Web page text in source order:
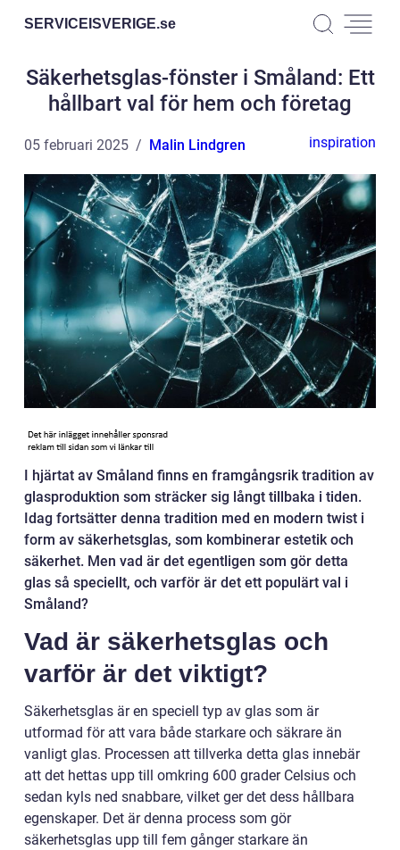
SERVICEISVERIGE.se
Säkerhetsglas-fönster i Småland: Ett
hållbart val för hem och företag
05 februari 2025 Malin Lindgren inspiration
I hjärtat av Småland finns en framgångsrik tradition av
glasproduktion som sträcker sig långt tillbaka i tiden.
Idag fortsätter denna tradition med en modern twist i
form av säkerhetsglas, som kombinerar estetik och
säkerhet. Men vad är det egentligen som gör detta
glas så speciellt, och varför är det ett populärt val i
Småland?
Vad är säkerhetsglas och
varför är det viktigt?
Säkerhetsglas är en speciell typ av glas som är
utformad för att vara både starkare och säkrare än
vanligt glas. Processen att tillverka detta glas innebär
att det hettas upp till omkring 600 grader Celsius och
sedan kyls ned snabbare, vilket ger det dess hållbara
egenskaper. Det är denna process som gör
säkerhetsglas upp till fem gånger starkare än